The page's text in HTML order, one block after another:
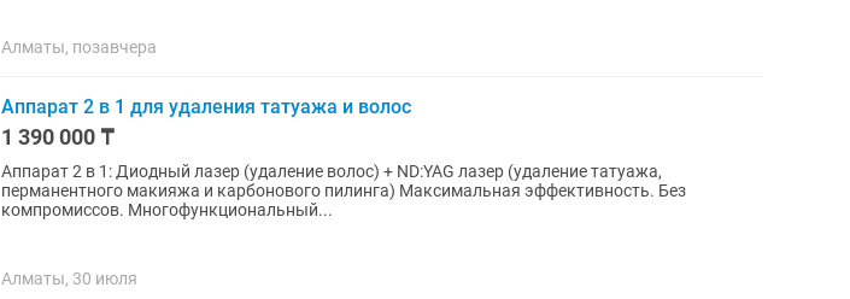
Алматы, позавчера
Аппарат 2 в 1 для удаления татуажа и волос
1 390 000 ₸
Аппарат 2 в 1: Диодный лазер (удаление волос) + ND:YAG лазер (удаление татуажа,
перманентного макияжа и карбонового пилинга) Максимальная эффективность. Без
компромиссов. Многофункциональный...
Алматы, 30 июля